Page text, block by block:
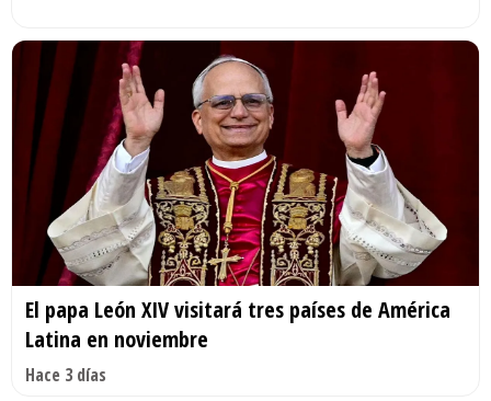
El papa León XIV visitará tres países de América
Latina en noviembre
Hace 3 días